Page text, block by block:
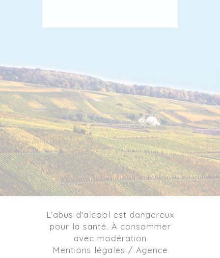
L'abus d'alcool est dangereux
pour la santé. À consommer
avec modération
Mentions légales / Agence